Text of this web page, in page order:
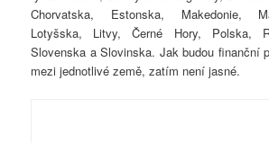
Chorvatska, Estonska, Makedonie,
Lotyšska, Litvy, Černé Hory, Polska,
Slovenska a Slovinska. Jak budou finanční
mezi jednotlivé země, zatím není jasné.